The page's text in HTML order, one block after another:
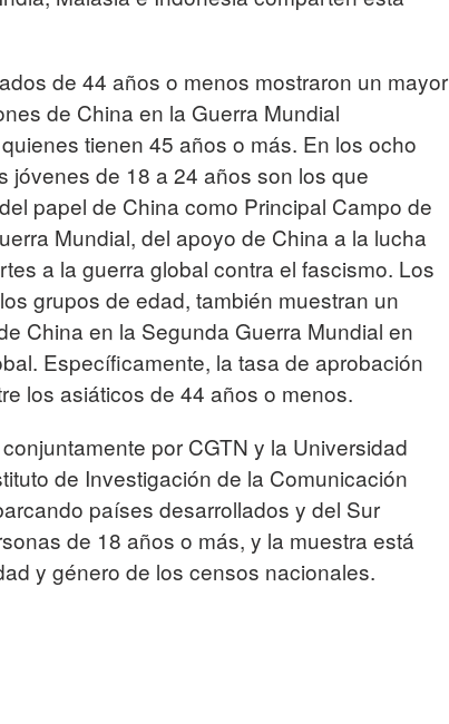
de 44 años o menos mostraron un mayor
de China en la Guerra Mundial
tienen 45 años o más. En los ocho
jóvenes de 18 a 24 años son los que
papel de China como Principal Campo de
Mundial, del apoyo de China a la lucha
a la guerra global contra el fascismo. Los
grupos de edad, también muestran un
China en la Segunda Guerra Mundial en
Específicamente, la tasa de aprobación
los asiáticos de 44 años o menos.
por CGTN y la Universidad
de Investigación de la Comunicación
países desarrollados y del Sur
de 18 años o más, y la muestra está
y género de los censos nacionales.